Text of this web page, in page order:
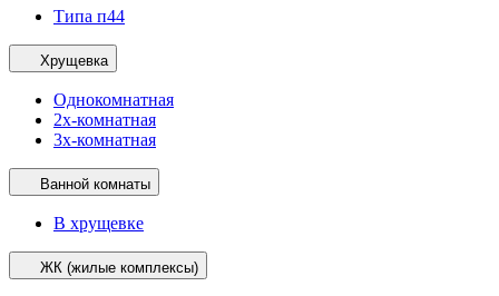
Типа п44
Хрущевка
Однокомнатная
2х-комнатная
3х-комнатная
Ванной комнаты
В хрущевке
ЖК (жилые комплексы)